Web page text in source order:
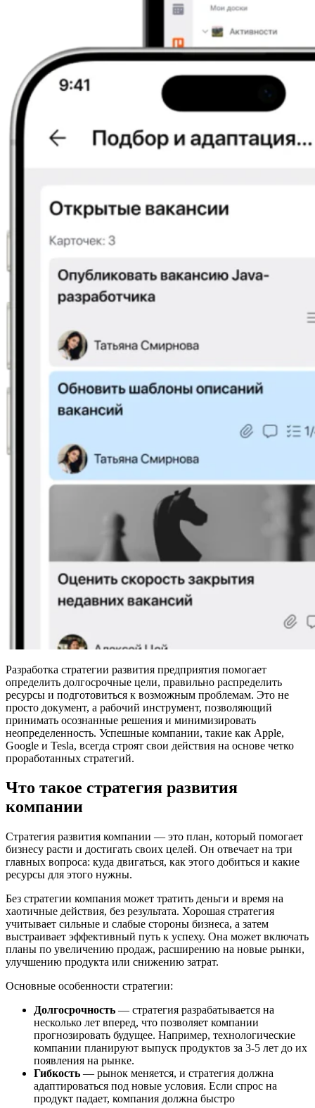
Разработка стратегии развития предприятия помогает
определить долгосрочные цели, правильно распределить
ресурсы и подготовиться к возможным проблемам. Это не
просто документ, а рабочий инструмент, позволяющий
принимать осознанные решения и минимизировать
неопределенность. Успешные компании, такие как Apple,
Google и Tesla, всегда строят свои действия на основе четко
проработанных стратегий.
Что такое стратегия развития
компании
Стратегия развития компании — это план, который помогает
бизнесу расти и достигать своих целей. Он отвечает на три
главных вопроса: куда двигаться, как этого добиться и какие
ресурсы для этого нужны.
Без стратегии компания может тратить деньги и время на
хаотичные действия, без результата. Хорошая стратегия
учитывает сильные и слабые стороны бизнеса, а затем
выстраивает эффективный путь к успеху. Она может включать
планы по увеличению продаж, расширению на новые рынки,
улучшению продукта или снижению затрат.
Основные особенности стратегии:
Долгосрочность — стратегия разрабатывается на
несколько лет вперед, что позволяет компании
прогнозировать будущее. Например, технологические
компании планируют выпуск продуктов за 3-5 лет до их
появления на рынке.
Гибкость — рынок меняется, и стратегия должна
адаптироваться под новые условия. Если спрос на
продукт падает, компания должна быстро